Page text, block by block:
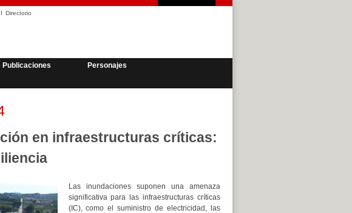
Directorio
Publicaciones
Personajes
en infraestructuras críticas:
Las inundaciones suponen una amenaza
significativa para las infraestructuras críticas
(IC), como el suministro de electricidad, las